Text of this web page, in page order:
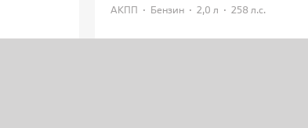
АКПП · Бензин · 2,0 л · 258 л.с.